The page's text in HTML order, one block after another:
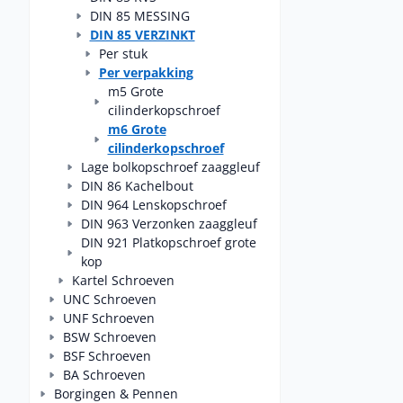
DIN 85 MESSING
DIN 85 VERZINKT
Per stuk
Per verpakking
m5 Grote
cilinderkopschroef
m6 Grote
cilinderkopschroef
Lage bolkopschroef zaaggleuf
DIN 86 Kachelbout
DIN 964 Lenskopschroef
DIN 963 Verzonken zaaggleuf
DIN 921 Platkopschroef grote
kop
Kartel Schroeven
UNC Schroeven
UNF Schroeven
BSW Schroeven
BSF Schroeven
BA Schroeven
Borgingen & Pennen